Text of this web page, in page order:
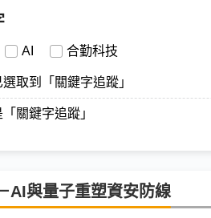
AI 合勤科技
取到「關鍵字追蹤」
關鍵字追蹤」
AI與量子重塑資安防線